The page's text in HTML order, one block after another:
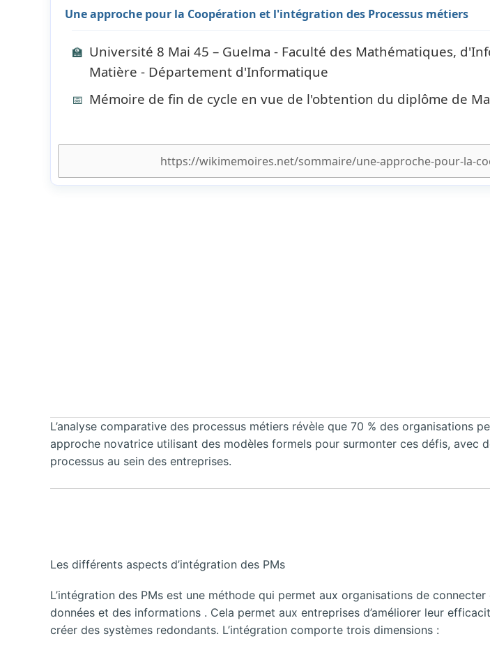
Une approche pour la Coopération et l'intégration des Processus métiers
🏫 Université 8 Mai 45 – Guelma - Faculté des Mathématiques,
Matière - Département d'Informatique
📅 Mémoire de fin de cycle en vue de l'obtention du diplôme de
L’analyse comparative des processus métiers révèle que 70 % des
approche novatrice utilisant des modèles formels pour surmonter ces défis, avec
processus au sein des entreprises.
Les différents aspects d’intégration des PMs
L’intégration des PMs est une méthode qui permet aux organisations de
données et des informations . Cela permet aux entreprises d’améliorer leur
créer des systèmes redondants. L’intégration comporte trois dimensions :